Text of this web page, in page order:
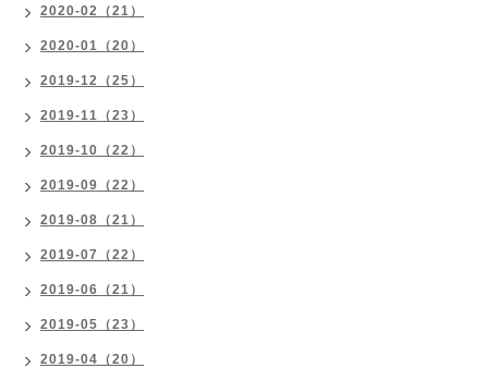
2020-02（21）
2020-01（20）
2019-12（25）
2019-11（23）
2019-10（22）
2019-09（22）
2019-08（21）
2019-07（22）
2019-06（21）
2019-05（23）
2019-04（20）